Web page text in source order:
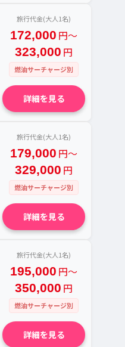
旅行代金(大人1名)
172,000 円〜
323,000 円
燃油サーチャージ別
詳細を見る
旅行代金(大人1名)
179,000 円〜
329,000 円
燃油サーチャージ別
詳細を見る
旅行代金(大人1名)
195,000 円〜
350,000 円
燃油サーチャージ別
詳細を見る